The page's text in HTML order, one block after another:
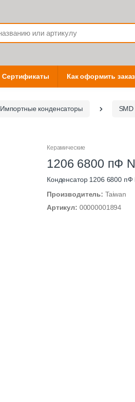
Сертификаты Как оформить заказ
Импортные конденсаторы SMD
Керамические
1206 6800 пФ
Конденсатор 1206 6800 пФ
Производитель: Taiwan
Артикул: 00000001894